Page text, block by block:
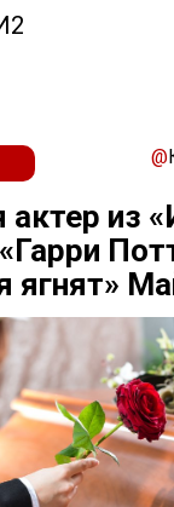
@
актер из
ягнят»